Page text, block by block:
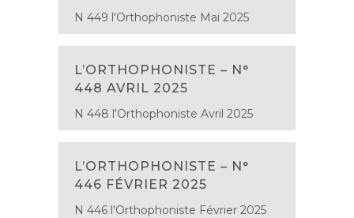
N 449 l'Orthophoniste Mai 2025
L’ORTHOPHONISTE – N°
448 AVRIL 2025
N 448 l'Orthophoniste Avril 2025
L’ORTHOPHONISTE – N°
446 FÉVRIER 2025
N 446 l'Orthophoniste Février 2025